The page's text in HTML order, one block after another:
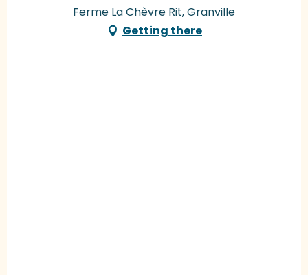
Ferme La Chèvre Rit, Granville
Getting there